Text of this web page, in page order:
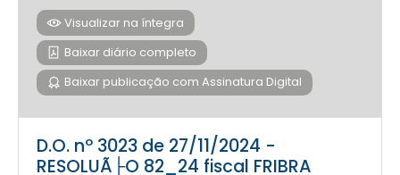
Visualizar na íntegra
Baixar diário completo
Baixar publicação com Assinatura Digital
D.O. nº 3023 de 27/11/2024 -
RESOLUÃ├O 82_24 fiscal FRIBRA